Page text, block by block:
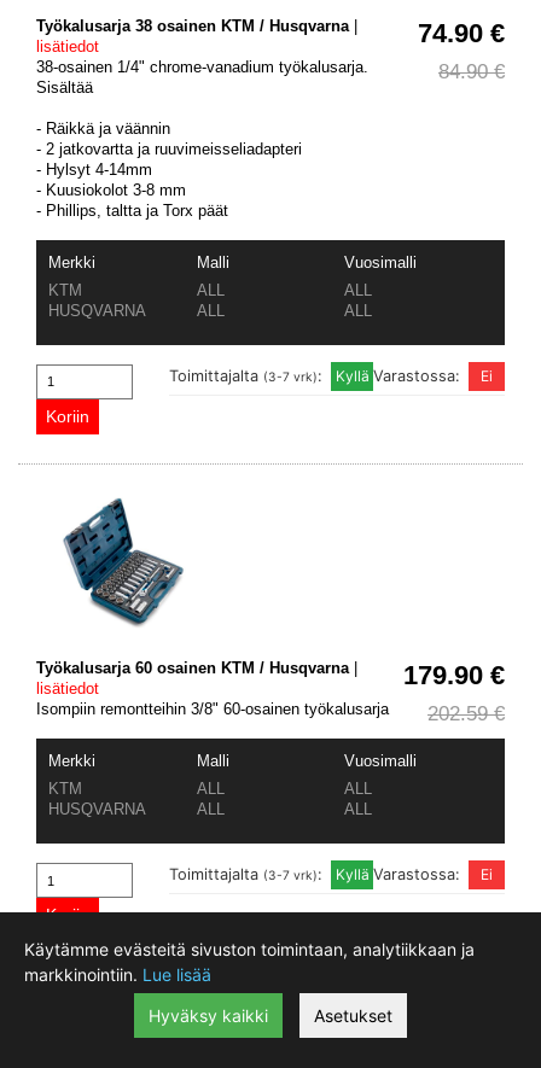
Käytämme evästeitä sivuston toimintaan, analytiikkaan ja
markkinointiin. Lue lisää
Hyväksy kaikki
Asetukset
74.90 €
84.90 €
Työkalusarja 38 osainen KTM / Husqvarna |
lisätiedot
38-osainen 1/4" chrome-vanadium työkalusarja.
Sisältää
- Räikkä ja väännin
- 2 jatkovartta ja ruuvimeisseliadapteri
- Hylsyt 4-14mm
- Kuusiokolot 3-8 mm
- Phillips, taltta ja Torx päät
Merkki Malli
Vuosimalli
KTM
ALL
ALL
HUSQVARNA
ALL ALL
Varastossa:
Toimittajalta (3-7 vrk):
179.90 €
202.59 €
Työkalusarja 60 osainen KTM / Husqvarna|
lisätiedot
Isompiin remontteihin 3/8" 60-osainen työkalusarja
Merkki Malli
Vuosimalli
KTM
ALL
ALL
HUSQVARNA
ALL ALL
Varastossa:
Toimittajalta (3-7 vrk):